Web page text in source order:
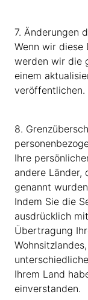
7. Änderungen
Wenn wir diese
werden wir die
einem
veröffentlichen.
8.
Ihre
andere Länder,
genannt
Indem Sie die
ausdrücklich
Übertragung
Ihrem Land
einverstanden.